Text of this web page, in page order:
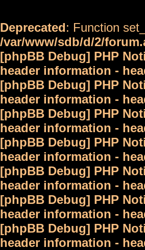
Deprecated: Function
/var/www/sdb/d/2/
[phpBB Debug] PHP
header information -
[phpBB Debug] PHP
header information -
[phpBB Debug] PHP
header information -
[phpBB Debug] PHP
header information -
[phpBB Debug] PHP
header information -
[phpBB Debug] PHP
header information -
[phpBB Debug] PHP
header information -